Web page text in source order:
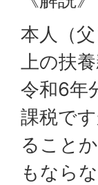
本人（
上の扶
令和6年
課税で
ること
もなら